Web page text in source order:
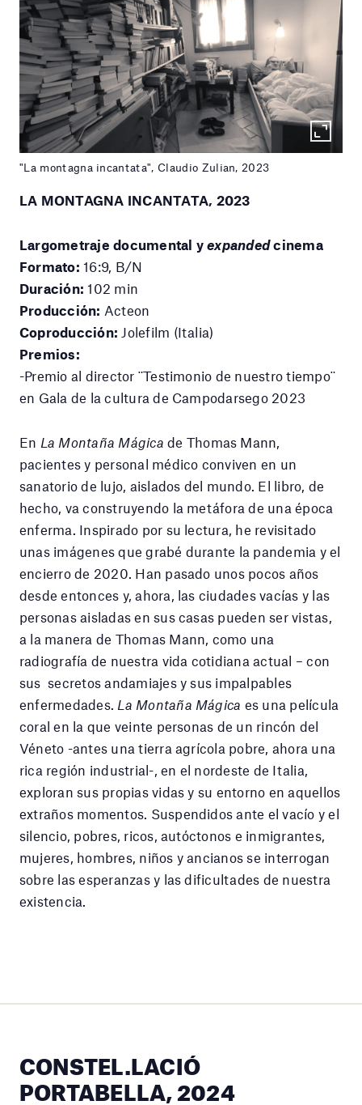
"La montagna incantata", Claudio Zulian, 2023
LA MONTAGNA INCANTATA, 2023
Largometraje documental yexpandedcinema
Formato: 16:9, B/N
Duración: 102 min
Producción: Acteon
Coproducción: Jolefilm (Italia)
Premios:
-Premio al director ¨Testimonio de nuestro tiempo¨
en Gala de la cultura de Campodarsego 2023
En La Montaña Mágica de Thomas Mann,
pacientes y personal médico conviven en un
sanatorio de lujo, aislados del mundo. El libro, de
hecho, va construyendo la metáfora de una época
enferma. Inspirado por su lectura, he revisitado
unas imágenes que grabé durante la pandemia y el
encierro de 2020. Han pasado unos pocos años
desde entonces y, ahora, las ciudades vacías y las
personas aisladas en sus casas pueden ser vistas,
a la manera de Thomas Mann, como una
radiografía de nuestra vida cotidiana actual – con
sus secretos andamiajes y sus impalpables
enfermedades. La Montaña Mágica es una película
coral en la que veinte personas de un rincón del
Véneto -antes una tierra agrícola pobre, ahora una
rica región industrial-, en el nordeste de Italia,
exploran sus propias vidas y su entorno en aquellos
extraños momentos. Suspendidos ante el vacío y el
silencio, pobres, ricos, autóctonos e inmigrantes,
mujeres, hombres, niños y ancianos se interrogan
sobre las esperanzas y las dificultades de nuestra
existencia.
CONSTEL.LACIÓ
PORTABELLA, 2024